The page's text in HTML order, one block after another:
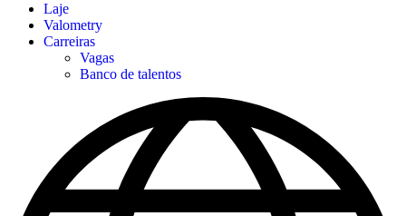
Laje
Valometry
Carreiras
Vagas
Banco de talentos